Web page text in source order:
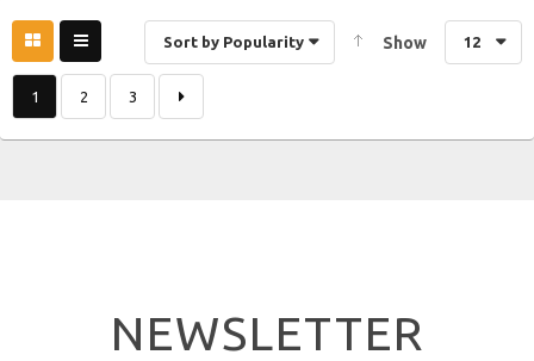
Sort by Popularity Show 12
1 2 3
NEWSLETTER